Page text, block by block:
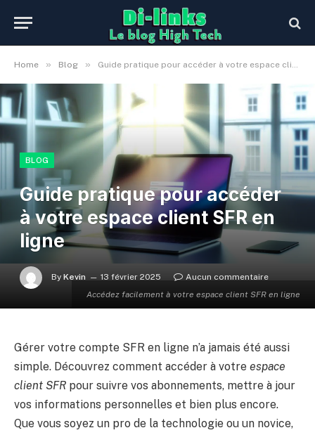
Home » Blog » Guide pratique pour accéder à votre espace client SFR en ligne
Accédez facilement à votre espace client SFR en ligne
BLOG
Guide pratique pour accéder
à votre espace client SFR en
ligne
By Kevin 13 février 2025 Aucun commentaire
Gérer votre compte SFR en ligne n’a jamais été aussi
simple. Découvrez comment accéder à votre espace
client SFR pour suivre vos abonnements, mettre à jour
vos informations personnelles et bien plus encore.
Que vous soyez un pro de la technologie ou un novice,